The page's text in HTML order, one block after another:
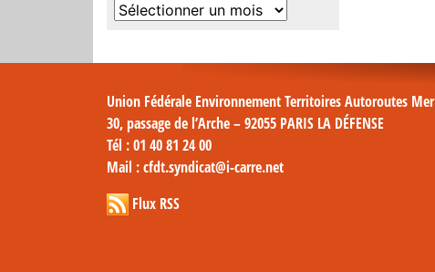
Archives
Union Fédérale Environnement Territoires Autoroutes Mer
30, passage de l’Arche – 92055 PARIS LA DÉFENSE
Tél : 01 40 81 24 00
Mail : cfdt.syndicat@i-carre.net
Flux RSS